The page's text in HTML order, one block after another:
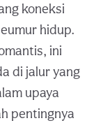
koneksi
hidup.
ini
di jalur yang
upaya
pentingnya